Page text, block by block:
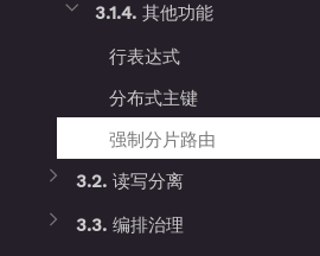
3.1.4.其他功能
行表达式
分布式主键
强制分片路由
3.2.读写分离
3.3.编排治理